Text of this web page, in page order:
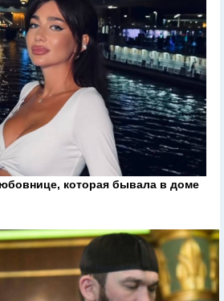
которая бывала в доме